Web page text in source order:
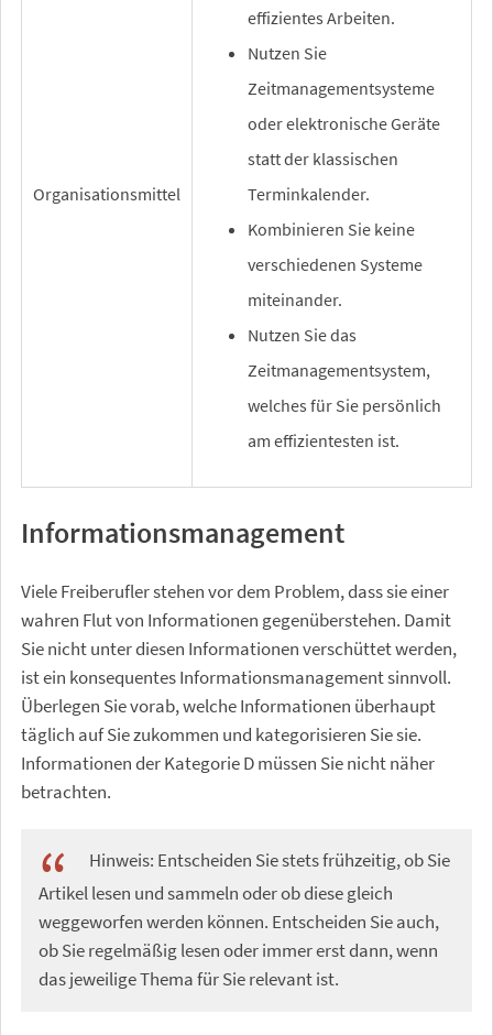
Organisationsmittel
effizientes Arbeiten.
Nutzen Sie
Zeitmanagementsysteme
oder elektronische Geräte
statt der klassischen
Terminkalender.
Kombinieren Sie keine
verschiedenen Systeme
miteinander.
Nutzen Sie das
Zeitmanagementsystem,
welches für Sie persönlich
am effizientesten ist.
Informationsmanagement
Viele Freiberufler stehen vor dem Problem, dass sie einer
wahren Flut von Informationen gegenüberstehen. Damit
Sie nicht unter diesen Informationen verschüttet werden,
ist ein konsequentes Informationsmanagement sinnvoll.
Überlegen Sie vorab, welche Informationen überhaupt
täglich auf Sie zukommen und kategorisieren Sie sie.
Informationen der Kategorie D müssen Sie nicht näher
betrachten.
Hinweis: Entscheiden Sie stets frühzeitig, ob Sie
Artikel lesen und sammeln oder ob diese gleich
weggeworfen werden können. Entscheiden Sie auch,
ob Sie regelmäßig lesen oder immer erst dann, wenn
das jeweilige Thema für Sie relevant ist.